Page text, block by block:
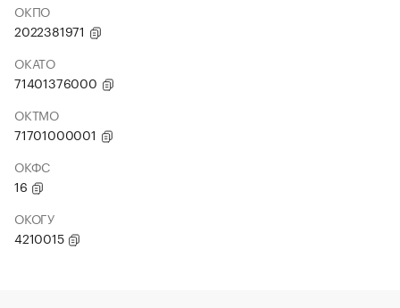
ОКПО
2022381971
ОКАТО
71401376000
ОКТМО
71701000001
ОКФС
16
ОКОГУ
4210015